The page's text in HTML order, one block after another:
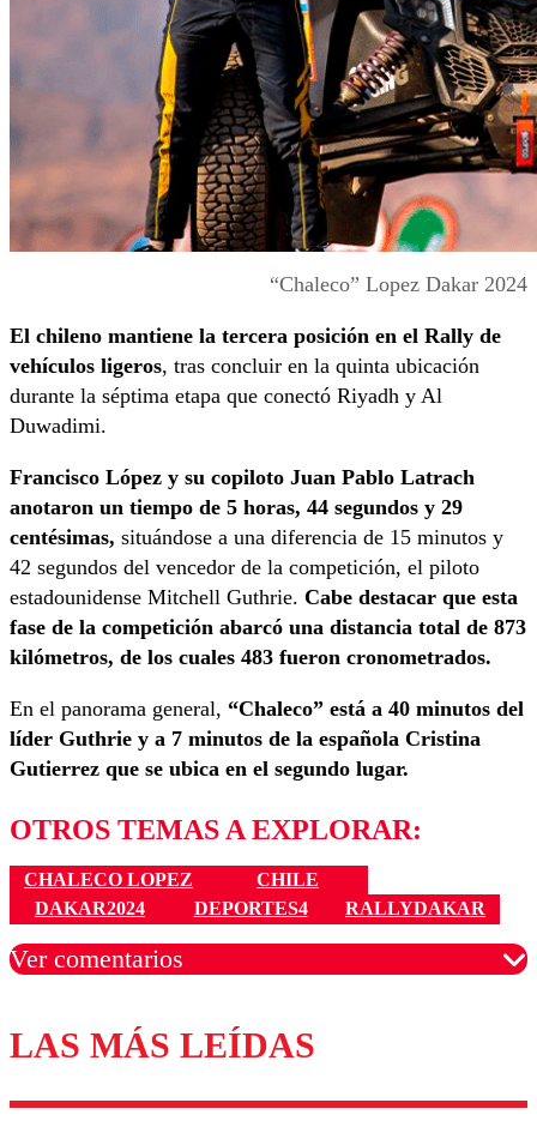
“Chaleco” Lopez Dakar 2024
El chileno mantiene la tercera posición en el Rally de
vehículos ligeros, tras concluir en la quinta ubicación
durante la séptima etapa que conectó Riyadh y Al
Duwadimi.
Francisco López y su copiloto Juan Pablo Latrach
anotaron un tiempo de 5 horas, 44 segundos y 29
centésimas, situándose a una diferencia de 15 minutos y
42 segundos del vencedor de la competición, el piloto
estadounidense Mitchell Guthrie. Cabe destacar que esta
fase de la competición abarcó una distancia total de 873
kilómetros, de los cuales 483 fueron cronometrados.
En el panorama general, “Chaleco” está a 40 minutos del
líder Guthrie y a 7 minutos de la española Cristina
Gutierrez que se ubica en el segundo lugar.
OTROS TEMAS A EXPLORAR:
CHALECO LOPEZ
CHILE
DAKAR2024
DEPORTES4 RALLYDAKAR
Ver comentarios
Los comentarios son moderados para garantizar un
diálogo respetuoso.
Nombre
LAS MÁS LEÍDAS